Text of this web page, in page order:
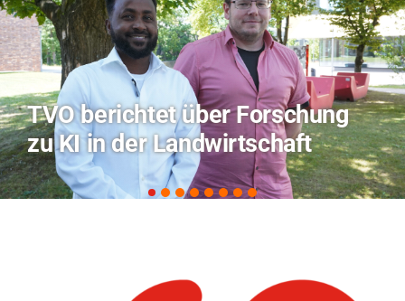
Hitze-Aktionstag: Hochschule
Coburg im Radio Bamberg